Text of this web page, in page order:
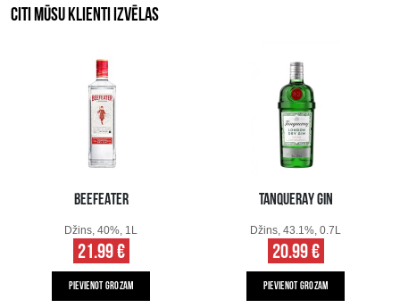
CITI MŪSU KLIENTI IZVĒLAS
BEEFEATER
Džins, 40%, 1L
21.99 €
PIEVIENOT GROZAM
TANQUERAY GIN
Džins, 43.1%, 0.7L
20.99 €
PIEVIENOT GROZAM